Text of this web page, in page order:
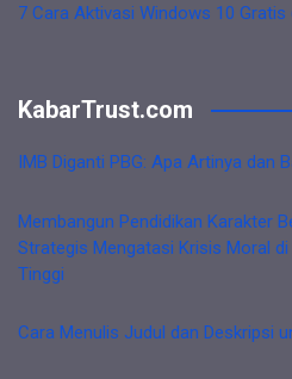
7 Cara Aktivasi Windows 10 Gratis
KabarTrust.com
IMB Diganti PBG: Apa Artinya dan
Membangun Pendidikan Karakter
Strategis Mengatasi Krisis Moral di
Tinggi
Cara Menulis Judul dan Deskripsi